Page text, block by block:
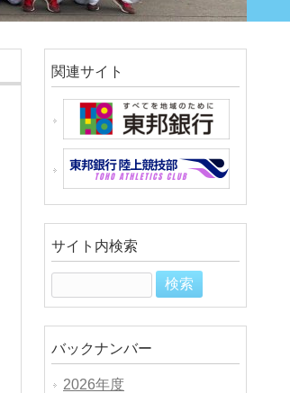
関連サイト
サイト内検索
検
索:
バックナンバー
2026年度